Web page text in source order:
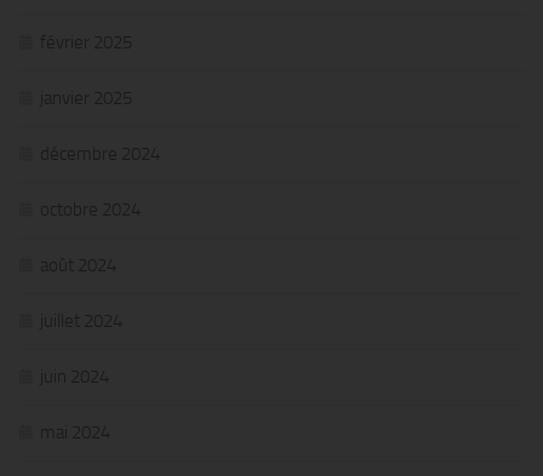
février 2025
janvier 2025
décembre 2024
octobre 2024
août 2024
juillet 2024
juin 2024
mai 2024